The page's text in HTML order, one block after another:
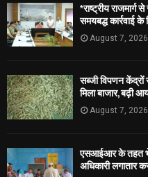
*राष्ट्रीय राजमार्ग
समयबद्ध कार्रवाई के
August 7, 2026
सब्जी विपणन केंद्रों
मिला बाजार, बढ़ी
August 7, 2026
एसआईआर के तहत भेजे
अधिकारी लगातार